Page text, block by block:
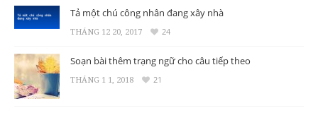
Tả một chú công nhân đang xây nhà
THÁNG 12 20, 2017 24
Soạn bài thêm trạng ngữ cho câu tiếp theo
THÁNG 1 1, 2018 21